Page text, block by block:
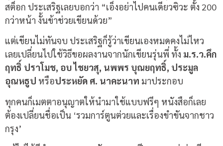
สต็อก ประเสริฐเลยบอกว่า “เอ็งอย่าไปคนเดียวซิวะ ตั้ง 200
กว่าหน้า งั้นข้าช่วยเขียนด้วย”
แต่เขียนไม่ทันจบ ประเสริฐก็รู้ว่าเขียนเองหมดคงไม่ไหว
เลยเปลี่ยนไปใช้วิธีขอผลงานจากนักเขียนรุ่นพี่ ทั้ง ม.ร.ว.คึก
ฤทธิ์ ปราโมช, อบ ไชยวสุ, นพพร บุณยฤทธิ์, ประมูล
อุณหธูป หรือประหยัด ศ. นาคะนาท มาประกอบ
ทุกคนก็เมตตาอนุญาตให้นำมาใช้แบบฟรีๆ หนังสือก็เลย
ต้องเปลี่ยนชื่อเป็น ‘รวมการ์ตูนต่วยและเรื่องขำขันจากชาว
กรุง’